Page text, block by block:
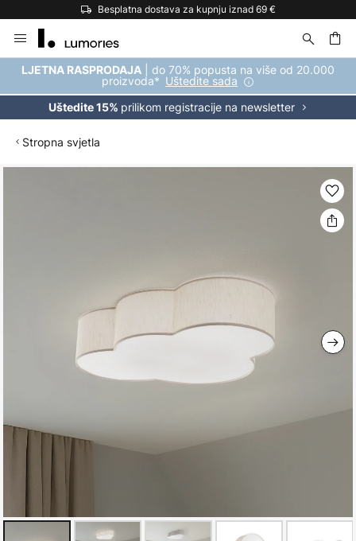
Najširi izbor brendova u
to
Content
LJETNA RASPRODAJA | do 70% popusta na više od 20.000
proizvoda* Uštedite sada
Uštedite 15% prilikom registracije na newsletter
Stropna svjetla